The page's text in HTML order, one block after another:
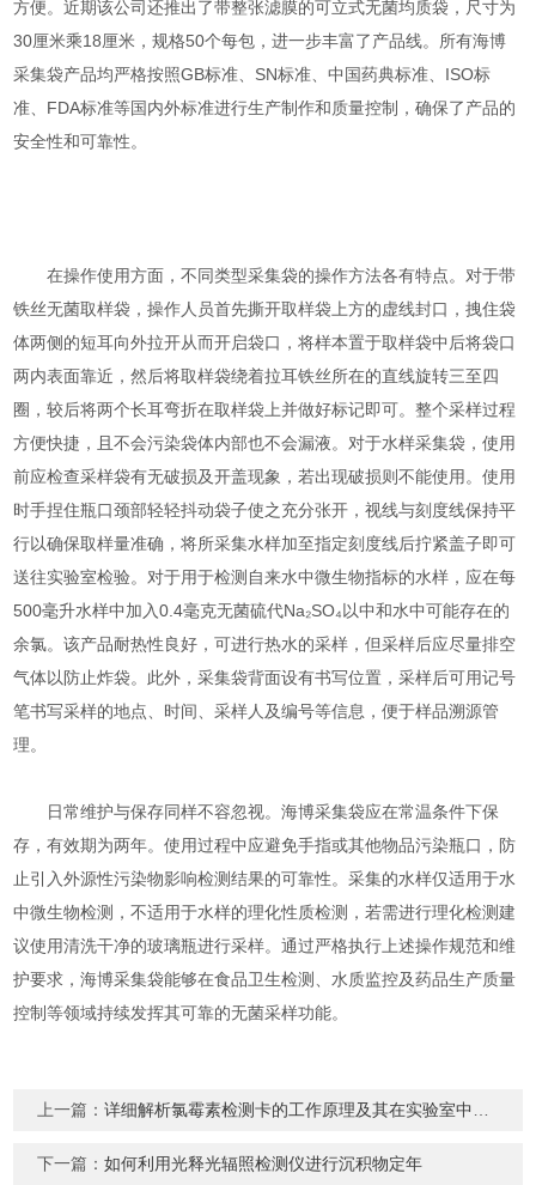
方便。近期该公司还推出了带整张滤膜的可立式无菌均质袋，尺寸为
30厘米乘18厘米，规格50个每包，进一步丰富了产品线。所有海博
采集袋产品均严格按照GB标准、SN标准、中国药典标准、ISO标
准、FDA标准等国内外标准进行生产制作和质量控制，确保了产品的
安全性和可靠性。
在操作使用方面，不同类型采集袋的操作方法各有特点。对于带
铁丝无菌取样袋，操作人员首先撕开取样袋上方的虚线封口，拽住袋
体两侧的短耳向外拉开从而开启袋口，将样本置于取样袋中后将袋口
两内表面靠近，然后将取样袋绕着拉耳铁丝所在的直线旋转三至四
圈，较后将两个长耳弯折在取样袋上并做好标记即可。整个采样过程
方便快捷，且不会污染袋体内部也不会漏液。对于水样采集袋，使用
前应检查采样袋有无破损及开盖现象，若出现破损则不能使用。使用
时手捏住瓶口颈部轻轻抖动袋子使之充分张开，视线与刻度线保持平
行以确保取样量准确，将所采集水样加至指定刻度线后拧紧盖子即可
送往实验室检验。对于用于检测自来水中微生物指标的水样，应在每
500毫升水样中加入0.4毫克无菌硫代Na₂SO₄以中和水中可能存在的
余氯。该产品耐热性良好，可进行热水的采样，但采样后应尽量排空
气体以防止炸袋。此外，采集袋背面设有书写位置，采样后可用记号
笔书写采样的地点、时间、采样人及编号等信息，便于样品溯源管
理。
日常维护与保存同样不容忽视。海博采集袋应在常温条件下保
存，有效期为两年。使用过程中应避免手指或其他物品污染瓶口，防
止引入外源性污染物影响检测结果的可靠性。采集的水样仅适用于水
中微生物检测，不适用于水样的理化性质检测，若需进行理化检测建
议使用清洗干净的玻璃瓶进行采样。通过严格执行上述操作规范和维
护要求，海博采集袋能够在食品卫生检测、水质监控及药品生产质量
控制等领域持续发挥其可靠的无菌采样功能。
上一篇：详细解析氯霉素检测卡的工作原理及其在实验室中的规范操作与维护方法
下一篇：如何利用光释光辐照检测仪进行沉积物定年